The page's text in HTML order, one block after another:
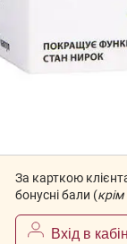
За карткою
бонусні бали (крім
Вхід в